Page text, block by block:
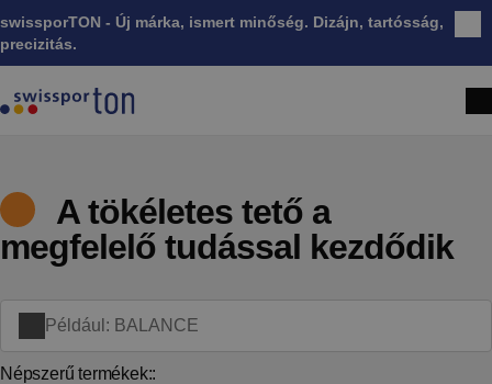
swissporTON - Új márka, ismert minőség. Dizájn, tartósság,
precizitás.
A tökéletes tető a
megfelelő tudással kezdődik
Népszerű termékek::